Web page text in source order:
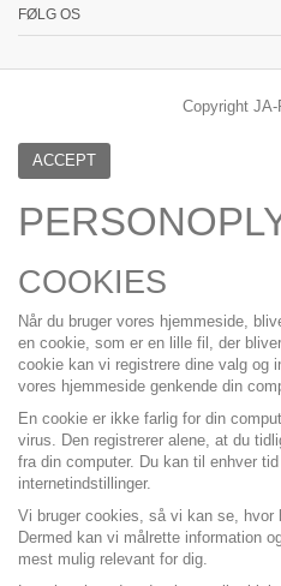
FØLG OS
Copyright JA-
ACCEPT
COOKIES
Når du bruger vores hjemmeside,
en cookie, som er en lille fil, der
cookie kan vi registrere dine valg og
vores hjemmeside genkende din
En cookie er ikke farlig for din
virus. Den registrerer alene, at du
fra din computer. Du kan til enhver
internetindstillinger.
Vi bruger cookies, så vi kan se, hvor
Dermed kan vi målrette information
mest mulig relevant for dig.